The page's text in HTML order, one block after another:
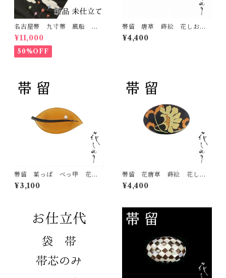
名古屋帯 九寸帯 風船
雲 虹 正絹 日本製 九寸
名古屋帯
¥11,000
50%OFF
帯留 唐草 蒔絵 花しお
り 大原商店 帯飾り 日本
製 和装小物
¥4,400
帯留 葉っぱ べっ甲 花し
おり 大原商店 帯飾り 日
本製 和装小物
¥3,100
帯留 花唐草 蒔絵 花しお
り 大原商店 帯飾り 日本
製 和装小物
¥4,400